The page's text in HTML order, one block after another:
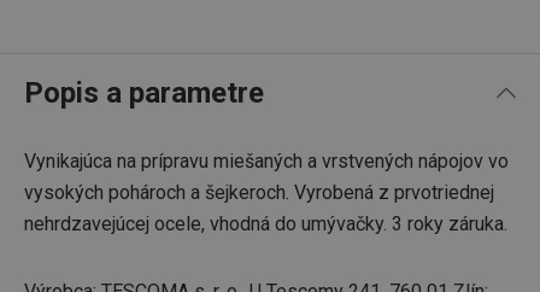
Popis a parametre
Vynikajúca na prípravu miešaných a vrstvených nápojov vo
vysokých pohároch a šejkeroch. Vyrobená z prvotriednej
nehrdzavejúcej ocele, vhodná do umývačky. 3 roky záruka.